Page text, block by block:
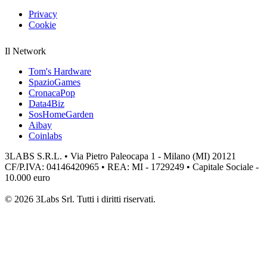
Privacy
Cookie
Il Network
Tom's Hardware
SpazioGames
CronacaPop
Data4Biz
SosHomeGarden
Aibay
Coinlabs
3LABS S.R.L. • Via Pietro Paleocapa 1 - Milano (MI) 20121
CF/P.IVA: 04146420965 • REA: MI - 1729249 • Capitale Sociale -
10.000 euro
© 2026 3Labs Srl. Tutti i diritti riservati.